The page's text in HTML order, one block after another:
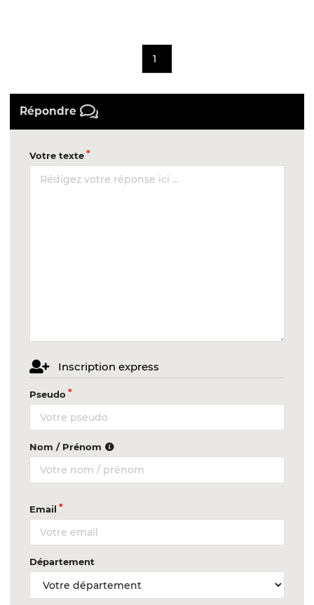
1
Répondre
Votre texte
Inscription express
Pseudo
Nom / Prénom
Email
Département